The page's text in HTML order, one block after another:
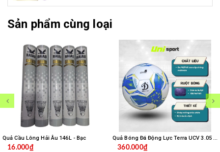
Sản phẩm cùng loại
Quả Cầu Lông Hải Âu 146L - Bạc
16.000₫
Quả Bóng Đá Động Lực Terra UCV 3.05 Số 5
360.000₫